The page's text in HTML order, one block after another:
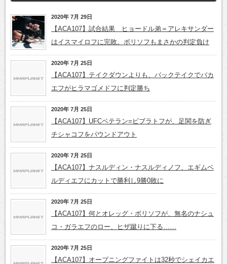
2020年 7月 29日
【ACA107】試合結果 ヒョードル弟＝アレキサンダー
はイスマイロフに完敗。ボリソフもまさかの判定負け
2020年 7月 25日
【ACA107】テイクダウンよりも、バックテイクでバカ
エフがヒラマゴメドフに判定勝ち
2020年 7月 25日
【ACA107】UFCベテラン=ビブラトフが、足関を防ぎ
チシャコフをパウンドアウト
2020年 7月 25日
【ACA107】ナスルディン・ナスルディノフ、エギムベ
ルディエフにカットで勝利し9勝0敗に
2020年 7月 25日
【ACA107】何とオレッグ・ボリソフが、無名のナシュ
コ・ガラエフのロー、ヒザ蹴りに下る……
2020年 7月 25日
【ACA107】オープニングファイトは32秒でシェイカエ